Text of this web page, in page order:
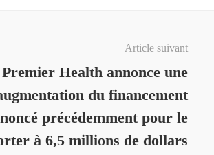
Article suivant
Premier Health annonce une
du financement
précédemment pour le
à 6,5 millions de dollars